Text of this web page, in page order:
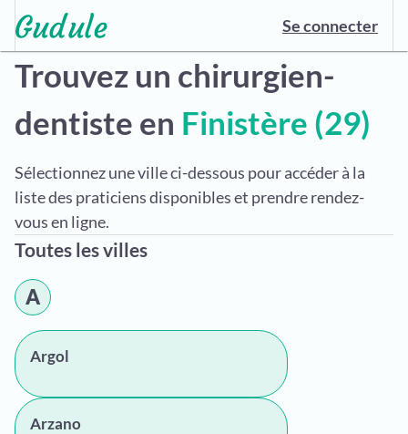
Se connecter
Trouvez un chirurgien-
dentiste en Finistère (29)
Sélectionnez une ville ci-dessous pour accéder à la
liste des praticiens disponibles et prendre rendez-
vous en ligne.
Toutes les villes
A
Argol
Arzano